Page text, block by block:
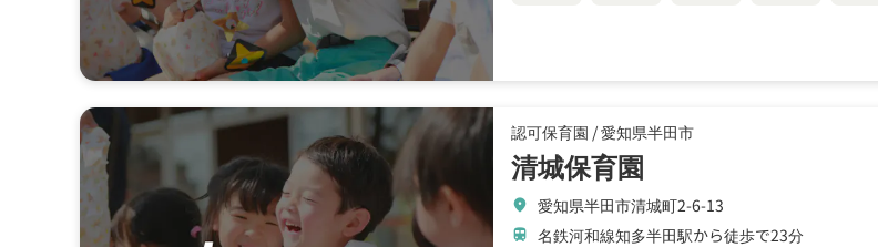
認可保育園 /愛知県半田市
清城保育園
location_on 愛知県半田市清城町2-6-13
train 名鉄河和線知多半田駅から徒歩で23分